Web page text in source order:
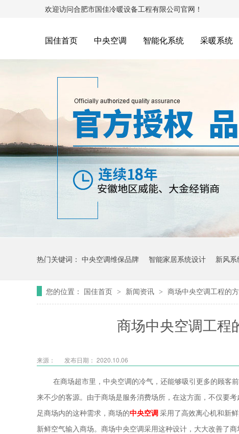
欢迎访问合肥市国佳冷暖设备工程有限公司官网！
国佳首页 中央空调 智能化系统 采暖系统
热门关键词： 中央空调维保品牌 智能家居系统设计 新风
您的位置： 国佳首页 > 新闻资讯 > 商场中央空调工程的
商场中央空调工程
来源： 发布日期： 2020.10.06
在商场超市里，中央空调的冷气，还能够吸引更多的顾客
来不少的客源。由于商场是服务消费场所，在这方面，不仅要
足商场内的这种需求，商场的中央空调 采用了高效离心机和新
新鲜空气输入商场。商场中央空调采用这种设计，大大改善了